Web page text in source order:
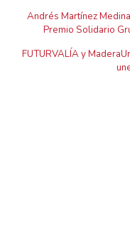
Andrés Martínez
Premio Solidario
FUTURVALÍA y